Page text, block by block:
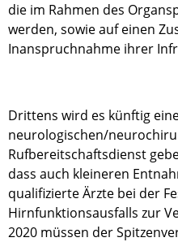
die im Rahmen des
werden, sowie auf einen
Inanspruchnahme ihrer
Drittens wird es künftig
neurologischen/
Rufbereitschaftsdienst
dass auch kleineren
qualifizierte Ärzte bei der
Hirnfunktionsausfalls zur
2020 müssen der